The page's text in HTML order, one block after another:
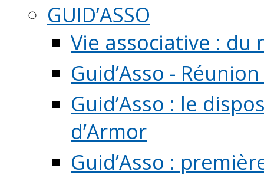
GUID’ASSO
Vie associative : du
Guid’Asso -
Guid’Asso : le
d’Armor
Guid’Asso :